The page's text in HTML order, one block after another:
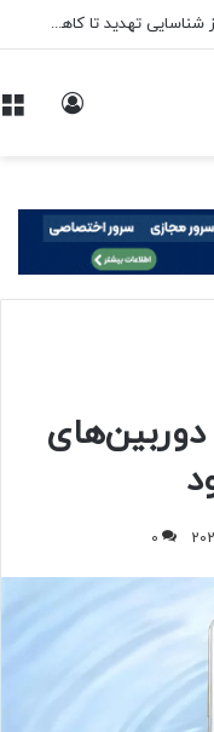
روش‌های جلوگیری از حملات Zero-Day؛ از شناسایی تهدید تا کاهش ریسک
با دوربین‌های
0